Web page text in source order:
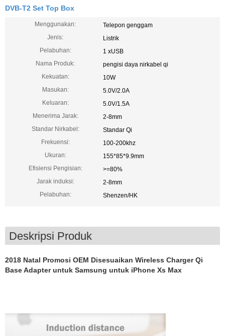
DVB-T2 Set Top Box
Menggunakan:
Telepon genggam
Jenis:
Listrik
Pelabuhan:
1 xUSB
Nama Produk:
pengisi daya nirkabel qi
Kekuatan:
10W
Masukan:
5.0V/2.0A
Keluaran:
5.0V/1.5A
Menerima Jarak:
2-8mm
Standar Nirkabel:
Standar Qi
Frekuensi:
100-200khz
Ukuran:
155*85*9.9mm
Efisiensi Pengisian:
>=80%
Jarak induksi:
2-8mm
Pelabuhan:
Shenzen/HK
Deskripsi Produk
2018 Natal Promosi OEM Disesuaikan Wireless Charger Qi
Base Adapter untuk Samsung untuk iPhone Xs Max